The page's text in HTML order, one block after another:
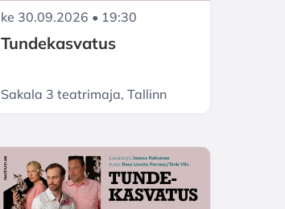
ke 30.09.2026 • 19:30
Tundekasvatus
Sakala 3 teatrimaja, Tallinn